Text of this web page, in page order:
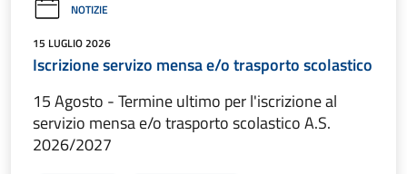
NOTIZIE
15 LUGLIO 2026
Iscrizione servizo mensa e/o trasporto scolastico
15 Agosto - Termine ultimo per l'iscrizione al
servizio mensa e/o trasporto scolastico A.S.
2026/2027